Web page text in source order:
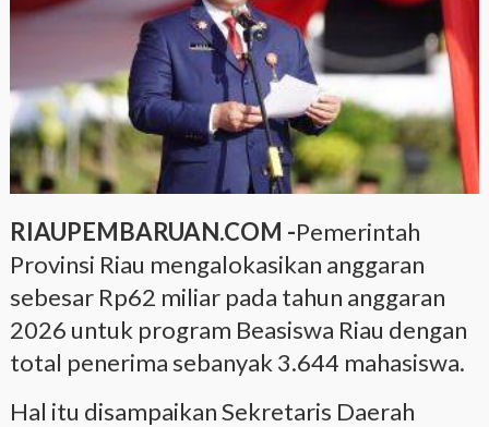
RIAUPEMBARUAN.COM -Pemerintah
Provinsi Riau mengalokasikan anggaran
sebesar Rp62 miliar pada tahun anggaran
2026 untuk program Beasiswa Riau dengan
total penerima sebanyak 3.644 mahasiswa.
Hal itu disampaikan Sekretaris Daerah